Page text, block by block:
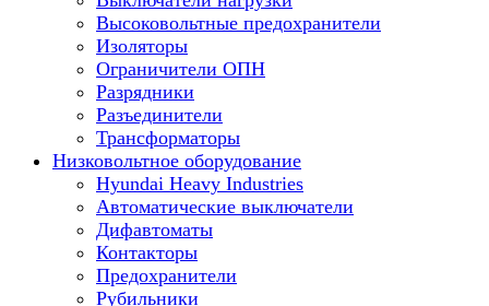
Высоковольтные предохранители
Изоляторы
Ограничители ОПН
Разрядники
Разъединители
Трансформаторы
Низковольтное оборудование
Hyundai Heavy Industries
Автоматические выключатели
Дифавтоматы
Контакторы
Предохранители
Рубильники